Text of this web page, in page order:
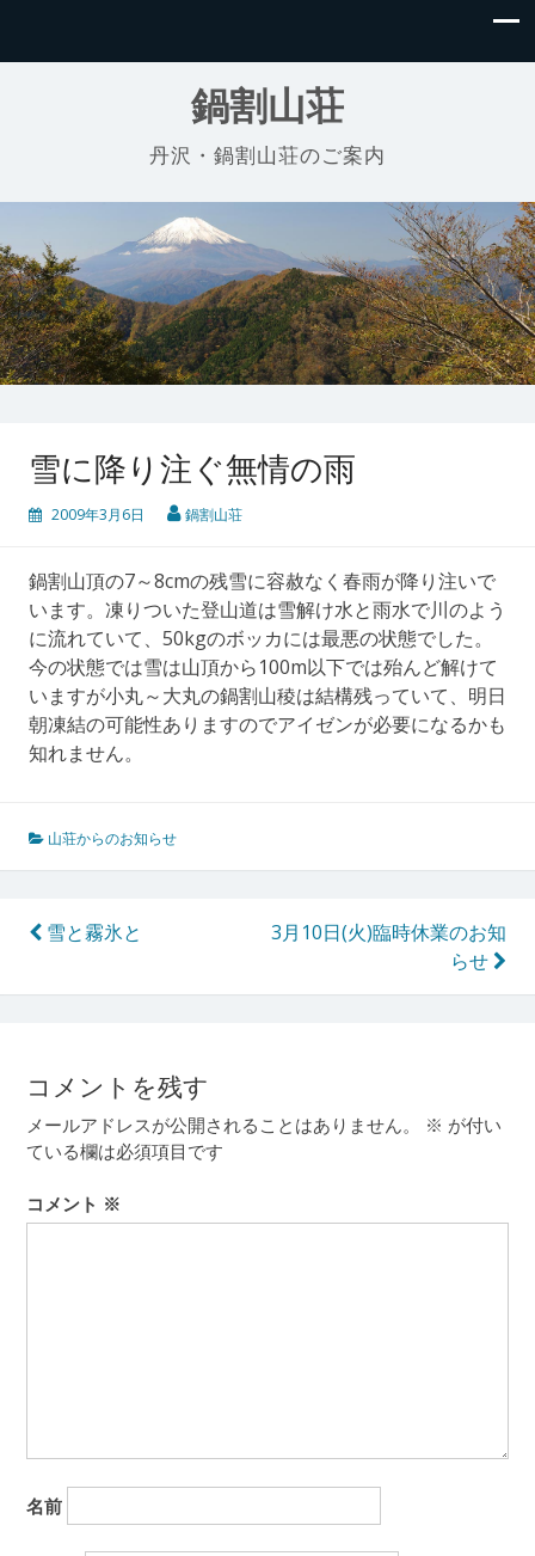
鍋割山荘
丹沢・鍋割山荘のご案内
雪に降り注ぐ無情の雨
2009年3月6日 鍋割山荘
鍋割山頂の7～8cmの残雪に容赦なく春雨が降り注いで
います。凍りついた登山道は雪解け水と雨水で川のよう
に流れていて、50kgのボッカには最悪の状態でした。
今の状態では雪は山頂から100m以下では殆んど解けて
いますが小丸～大丸の鍋割山稜は結構残っていて、明日
朝凍結の可能性ありますのでアイゼンが必要になるかも
知れません。
山荘からのお知らせ
投
ゲ
ー
シ
ョ
雪と霧氷と
3月10日(火)臨時休業のお知
らせ
コメントを残す
メールアドレスが公開されることはありません。 ※ が付い
ている欄は必須項目です
コメント ※
名前